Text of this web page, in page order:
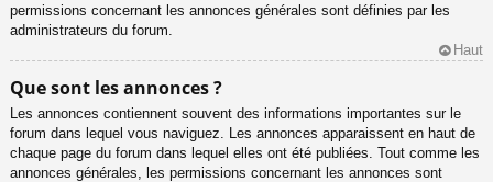
permissions concernant les annonces générales sont définies par les
administrateurs du forum.
Haut
Que sont les annonces ?
Les annonces contiennent souvent des informations importantes sur le
forum dans lequel vous naviguez. Les annonces apparaissent en haut de
chaque page du forum dans lequel elles ont été publiées. Tout comme les
annonces générales, les permissions concernant les annonces sont